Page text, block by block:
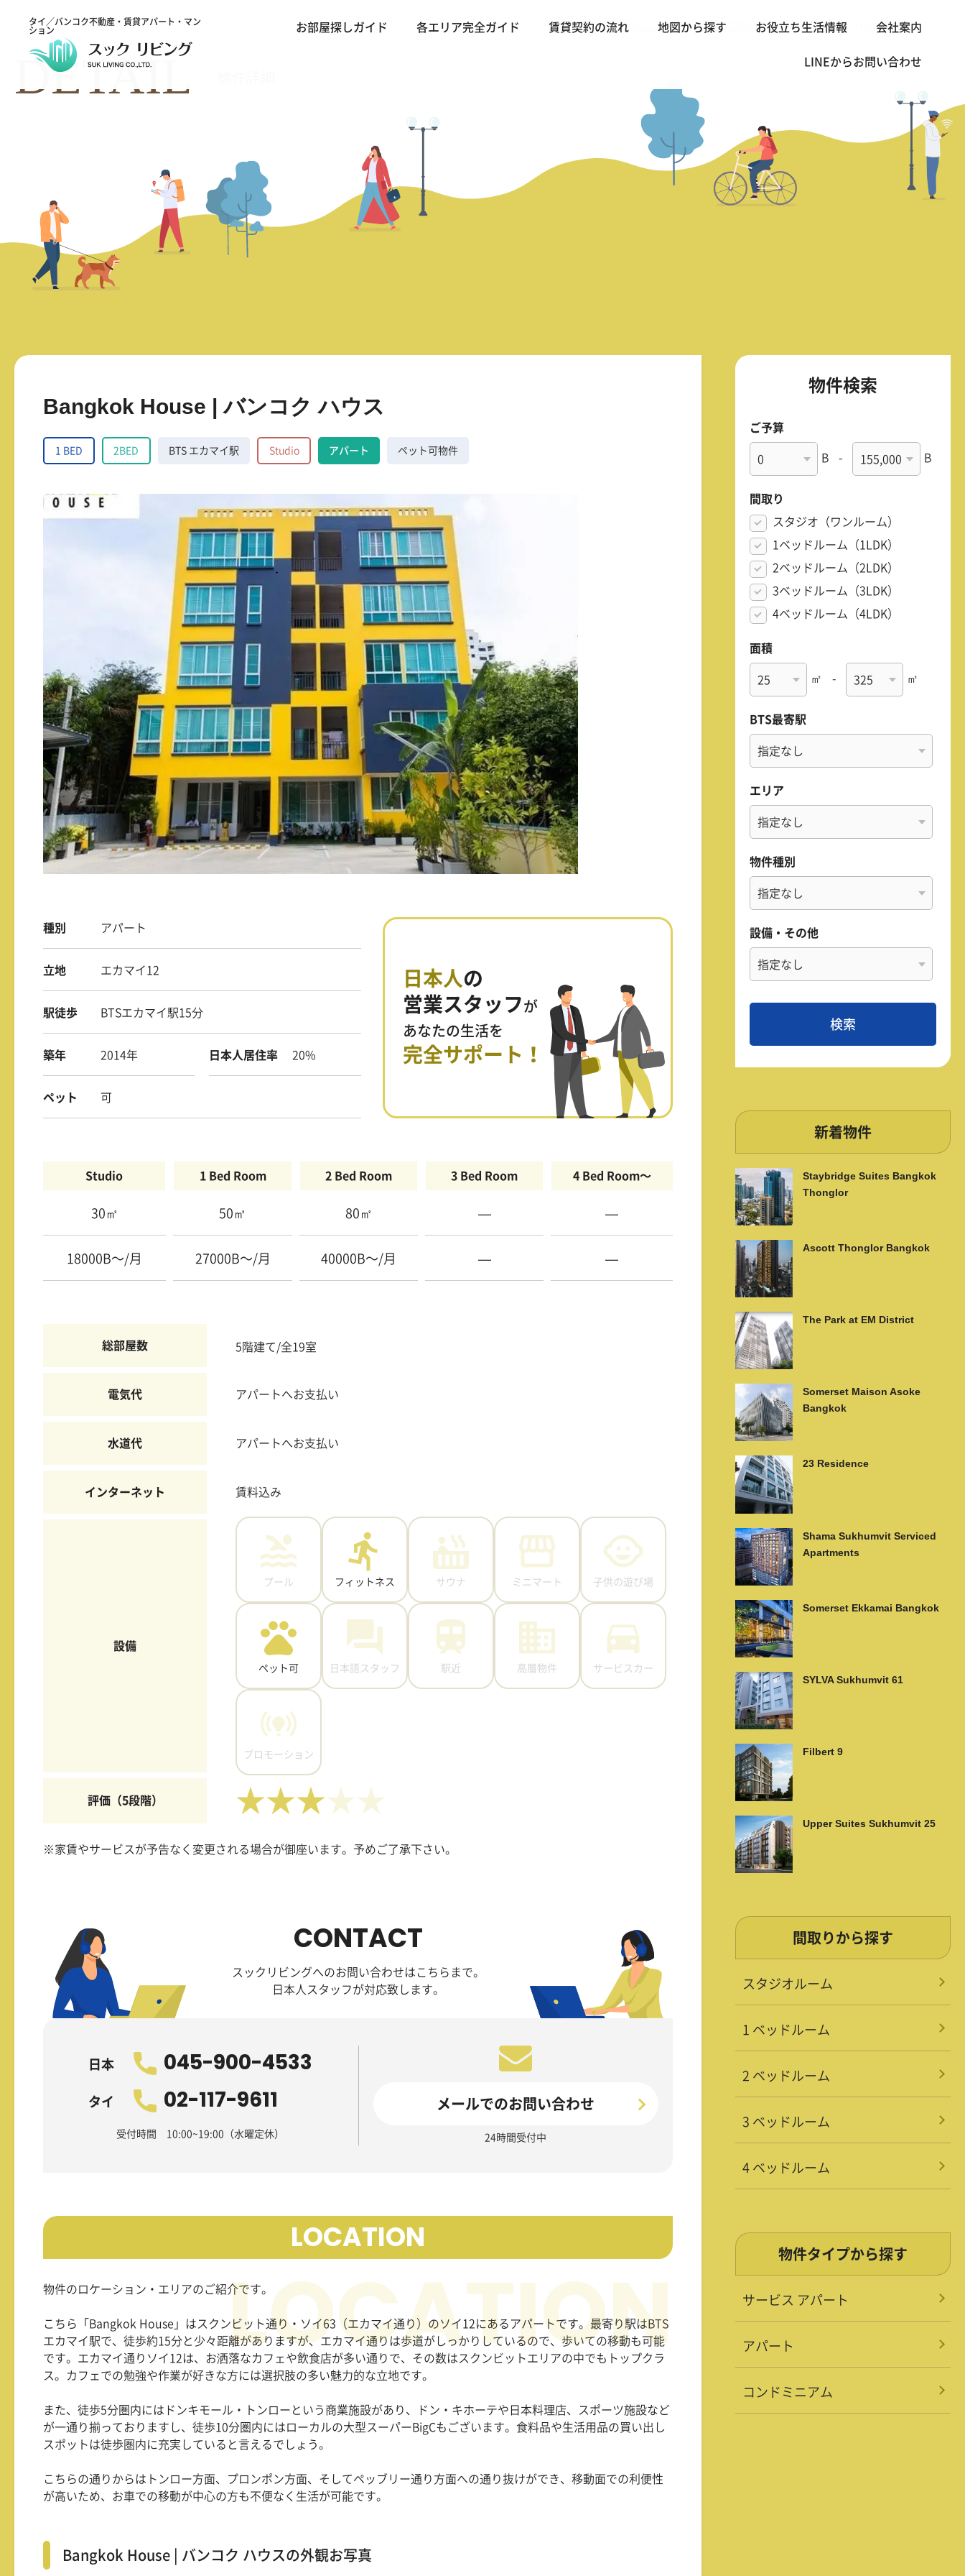
タイ／バンコク不動産・賃貸アパート・マン
ション
お部屋探しガイド 各エリア完全ガイド 賃貸契約の流れ 地図から探す お役立ち生活情報 会社案内
LINEからお問い合わせ
バンコクの不動産・賃貸 TOP 1 BED>Bangkok House | バンコク ハウス
DETAIL
Bangkok House | バンコク ハウス
1 BED 2BED BTS エカマイ駅 Studio アパート ペット可物件
種別 アパート
立地 エカマイ12
駅徒歩 BTSエカマイ駅15分
築年 2014年 日本人居住率 20%
ペット 可
日本人 の
営業スタッフ が
あなたの生活を
完全サポート！
Studio 1 Bed Room 2 Bed Room 3 Bed Room 4 Bed Room〜
30㎡ 50㎡ 80㎡ — —
18000B〜/月 27000B〜/月 40000B〜/月 — —
総部屋数 5階建て/全19室
電気代 アパートへお支払い
水道代 アパートへお支払い
インターネット 賃料込み
設備
プール フィットネス サウナ ミニマート 子供の遊び場
ペット可 日本語スタッフ 駅近 高層物件 サービスカー
プロモーション
評価（5段階） ★★★
※家賃やサービスが予告なく変更される場合が御座います。予めご了承下さい。
CONTACT
スックリビングへのお問い合わせはこちらまで。
日本人スタッフが対応致します。
日本 045-900-4533
タイ 02-117-9611
受付時間 10:00~19:00（水曜定休）
メールでのお問い合わせ
24時間受付中
LOCATION
物件のロケーション・エリアのご紹介です。
こちら「Bangkok House」はスクンビット通り・ソイ63 （エカマイ通り）のソイ 12にあるアパートです。最寄り駅はBTS
エカマイ駅で、徒歩約15分と少々距離がありますが、エカマイ通りは歩道がしっかりしているので、歩いての移動も可能
です。エカマイ通りソイ 12は、お洒落なカフェや飲食店が多い通りで、その数はスクンビットエリアの中でもトップクラ
ス。カフェでの勉強や作業が好きな方には選択肢の多い魅力的な立地です。
また、徒歩5分圏内にはドンキモール・トンローという商業施設があり、ドン・キホーテや日本料理店、スポーツ施設など
が一通り揃っておりますし、徒歩10分圏内にはローカルの大型スーパーBigCもございます。食料品や生活用品の買い出し
スポットは徒歩圏内に充実していると言えるでしょう。
こちらの通りからはトンロー方面、プロンポン方面、そしてペッブリー通り方面への通り抜けができ、移動面での利便性
が高いため、お車での移動が中心の方も不便なく生活が可能です。
Bangkok House | バンコク ハウスの外観お写真
物件検索
ご予算
B - B
間取り
スタジオ（ワンルーム）
1ベッドルーム（1LDK）
2ベッドルーム（2LDK）
3ベッドルーム（3LDK）
4ベッドルーム（4LDK）
面積
㎡ - ㎡
BTS最寄駅
エリア
物件種別
設備・その他
新着物件
Staybridge Suites Bangkok
Thonglor
Ascott Thonglor Bangkok
The Park at EM District
Somerset Maison Asoke
Bangkok
23 Residence
Shama Sukhumvit Serviced
Apartments
Somerset Ekkamai Bangkok
SYLVA Sukhumvit 61
Filbert 9
Upper Suites Sukhumvit 25
間取りから探す
スタジオルーム
1 ベッドルーム
2 ベッドルーム
3 ベッドルーム
4 ベッドルーム
物件タイプから探す
サービス アパート
アパート
コンドミニアム